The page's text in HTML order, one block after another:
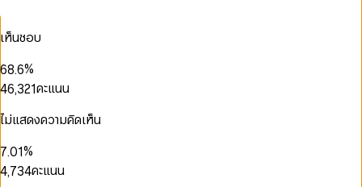
เห็นชอบ
2
4
6
7
8
9
6
8
9
.
4
6
7
8
9
%
0
1
3
4
6
8
9
2
3
5
6
8
,
0
2
3
5
7
8
9
0
1
2
4
6
7
8
0
1
3
5
7
คะแนน
ไม่แสดงความคิดเห็น
1
2
3
5
7
8
9
.0
1
2
1
2
3
%
0
1
3
4,
0
1
2
3
4
6
7
0
2
3
0
1
2
3
4คะแนน
0
0
2
3
4
0
1
0
1